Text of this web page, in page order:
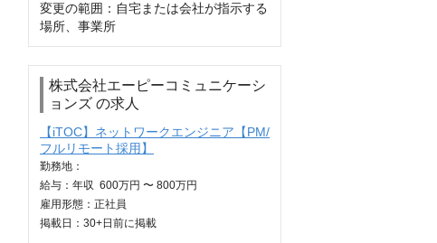
変更の範囲：自宅または会社が指示する
場所、事業所
株式会社エーピーコミュニケーシ
ョンズ の求人
【iTOC】ネットワークエンジニア【PM/
フルリモート採用】
勤務地：
給与： 年収 600万円 〜 800万円
雇用形態：正社員
掲載日： 30+日 前に掲載